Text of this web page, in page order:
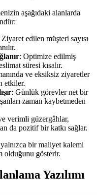
aşağıdaki alanlarda
Ziyaret edilen müşteri sayısı
: Optimize edilmiş
süresi kısalır.
ve eksiksiz ziyaretler
etkiler.
: Günlük görevler net bir
zaman kaybetmeden
verimli güzergâhlar,
da pozitif bir katkı sağlar.
bir maliyet kalemi
olduğunu gösterir.
Yazılımı